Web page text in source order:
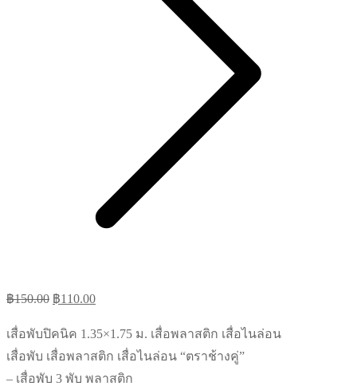
฿150.00 Original
was:
฿150.00.
฿110.00Current
is:
฿110.00.
เสื่อพับปิคนิค 1.35×1.75 ม. เสื่อพลาสติก เสื่อไนล่อน
เสื่อพับ เสื่อพลาสติก เสื่อไนล่อน “ตราช้างคู่”
– เสื่อพับ 3 พับ พลาสติก